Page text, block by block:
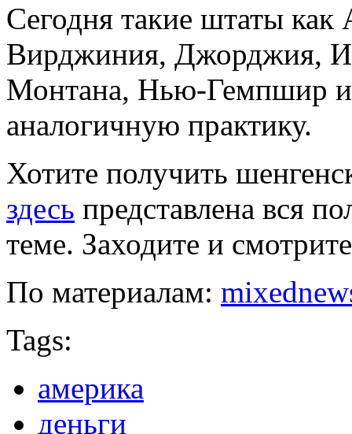
Сегодня такие штаты
Вирджиния, Джорджия,
Монтана, Нью-Гемпшир и
аналогичную практику.
Хотите получить
здесь представлена вся
теме. Заходите и
По материалам:
Tags:
америка
деньги